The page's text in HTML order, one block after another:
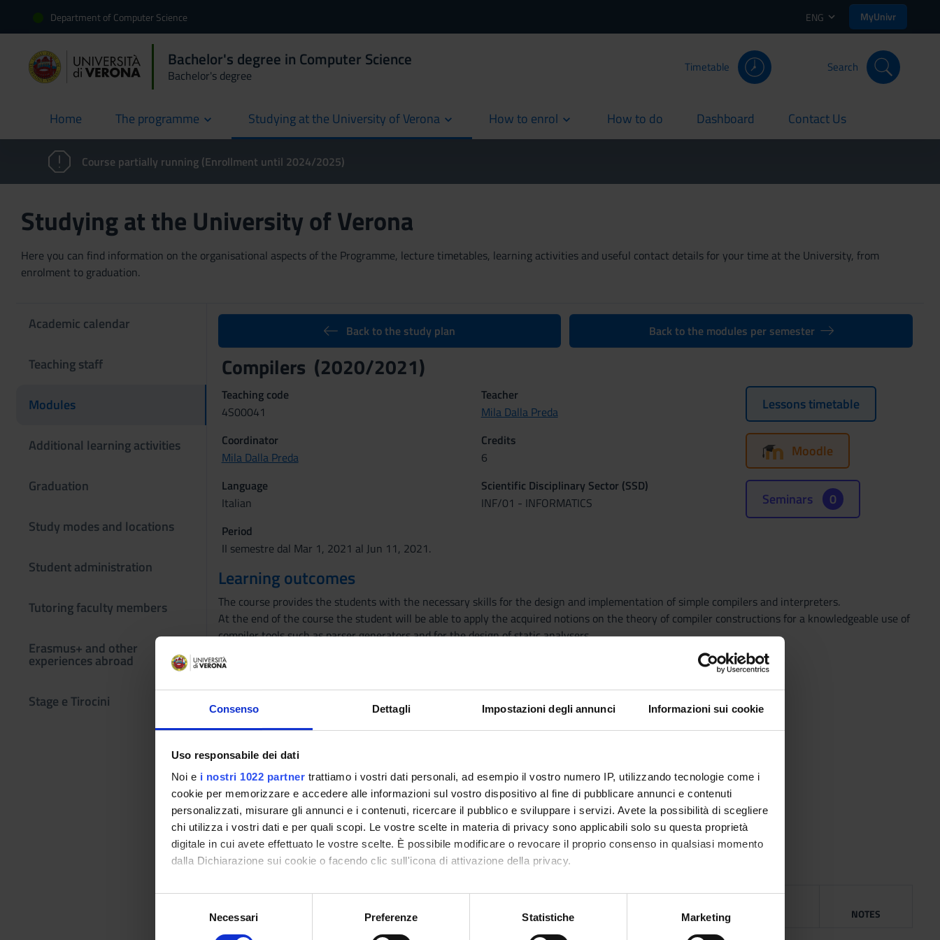
Consenso Dettagli Impostazioni degli annunci Informazioni sui cookie
Uso responsabile dei dati
Noi e i nostri 1022 partner trattiamo i vostri dati personali, ad esempio il vostro numero IP, utilizzando tecnologie come i
cookie per memorizzare e accedere alle informazioni sul vostro dispositivo al fine di pubblicare annunci e contenuti
personalizzati, misurare gli annunci e i contenuti, ricercare il pubblico e sviluppare i servizi. Avete la possibilità di scegliere
chi utilizza i vostri dati e per quali scopi. Le vostre scelte in materia di privacy sono applicabili solo su questa proprietà
digitale in cui avete effettuato le vostre scelte. È possibile modificare o revocare il proprio consenso in qualsiasi momento
dalla Dichiarazione sui cookie o facendo clic sull'icona di attivazione della privacy.
Con il tuo consenso, vorremmo anche:
raccogliere informazioni sulla tua posizione geografica, con un'approssimazione di qualche metro,
Necessari Preferenze Statistiche Marketing
Department of Computer Science ENG MyUnivr
Bachelor's degree in Computer Science
Bachelor's degree
Timetable Search
Home
current The programme Studying at the University of Verona How to enrol How to do
current Dashboard
current Contact Us
current
Course partially running (Enrollment until 2024/2025)
Studying at the University of Verona
Here you can find information on the organisational aspects of the Programme, lecture timetables, learning activities and useful contact details for your time at the University, from
enrolment to graduation.
Academic calendar
Teaching staff
Modules
Additional learning activities
Graduation
Study modes and locations
Student administration
Tutoring faculty members
Erasmus+ and other
experiences abroad
Stage e Tirocini
Back to the study plan Back to the modules per semester
Compilers (2020/2021)
Teaching code
4S00041
Teacher
Mila Dalla Preda
Coordinator
Mila Dalla Preda
Credits
6
Language
Italian
Scientific Disciplinary Sector (SSD)
INF/01 - INFORMATICS
Period
II semestre dal Mar 1, 2021 al Jun 11, 2021.
Lessons timetable
Moodle
Seminars 0
Learning outcomes
The course provides the students with the necessary skills for the design and implementation of simple compilers and interpreters.
At the end of the course the student will be able to apply the acquired notions on the theory of compiler constructions for a knowledgeable use of
compiler tools such as parser generators and for the design of static analysers.
Program
Programme
* Syntactical analysis
* Abstract syntax
* Semantical analysis (type-checking)
* Intermediate code
* Intermediate code generation
* Lab activities
Reference texts
AUTHOR YEAR NOTES